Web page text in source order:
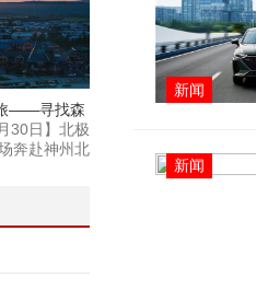
新闻
新闻
——寻找森
30日】北极
奔赴神州北